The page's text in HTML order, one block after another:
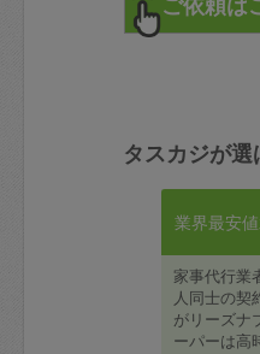
タスカジが
業界最安
家事代行業
人同士の契
がリーズナ
ーパーは高